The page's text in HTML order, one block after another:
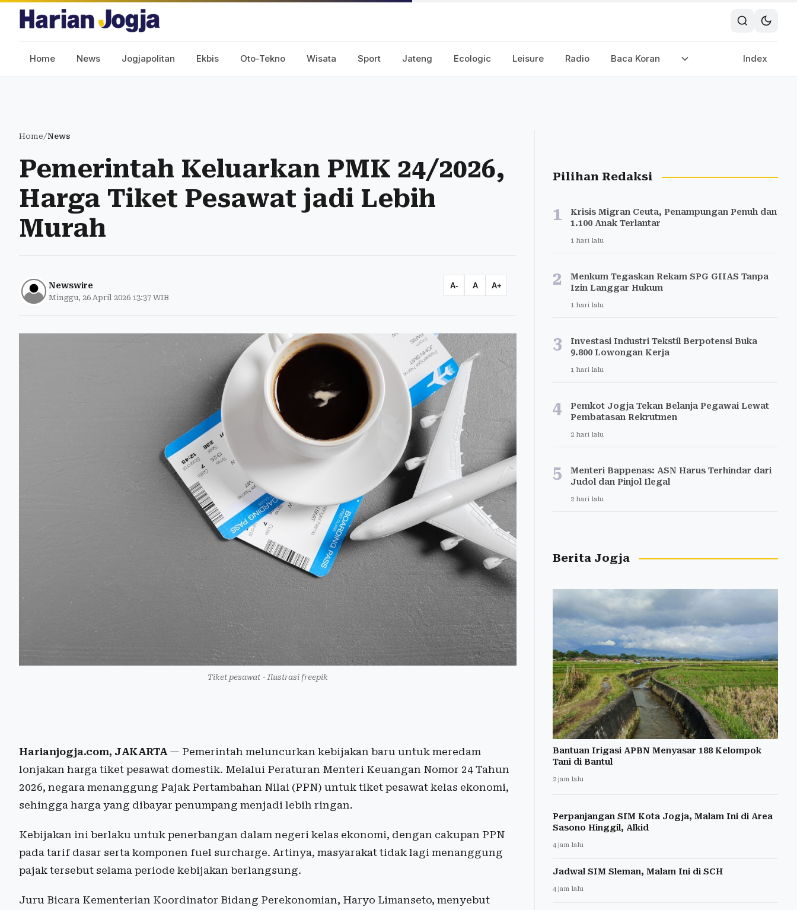
Home News Jogjapolitan Ekbis Oto-Tekno Wisata Sport Jateng Ecologic Leisure Radio Baca Koran Index
Home/News
Pemerintah Keluarkan PMK 24/2026,
Harga Tiket Pesawat jadi Lebih
Murah
Newswire
Minggu, 26 April 2026 13:37 WIB
A- A A+
Tiket pesawat - Ilustrasi freepik
Harianjogja.com, JAKARTA — Pemerintah meluncurkan kebijakan baru untuk meredam
lonjakan harga tiket pesawat domestik. Melalui Peraturan Menteri Keuangan Nomor 24 Tahun
2026, negara menanggung Pajak Pertambahan Nilai (PPN) untuk tiket pesawat kelas ekonomi,
sehingga harga yang dibayar penumpang menjadi lebih ringan.
Kebijakan ini berlaku untuk penerbangan dalam negeri kelas ekonomi, dengan cakupan PPN
pada tarif dasar serta komponen fuel surcharge. Artinya, masyarakat tidak lagi menanggung
pajak tersebut selama periode kebijakan berlangsung.
Juru Bicara Kementerian Koordinator Bidang Perekonomian, Haryo Limanseto, menyebut
Pilihan Redaksi
1
Krisis Migran Ceuta, Penampungan Penuh dan
1.100 Anak Terlantar
1 hari lalu
2
Menkum Tegaskan Rekam SPG GIIAS Tanpa
Izin Langgar Hukum
1 hari lalu
3
Investasi Industri Tekstil Berpotensi Buka
9.800 Lowongan Kerja
1 hari lalu
4
Pemkot Jogja Tekan Belanja Pegawai Lewat
Pembatasan Rekrutmen
2 hari lalu
5
Menteri Bappenas: ASN Harus Terhindar dari
Judol dan Pinjol Ilegal
2 hari lalu
Berita Jogja
Bantuan Irigasi APBN Menyasar 188 Kelompok
Tani di Bantul
2 jam lalu
Perpanjangan SIM Kota Jogja, Malam Ini di Area
Sasono Hinggil, Alkid
4 jam lalu
Jadwal SIM Sleman, Malam Ini di SCH
4 jam lalu